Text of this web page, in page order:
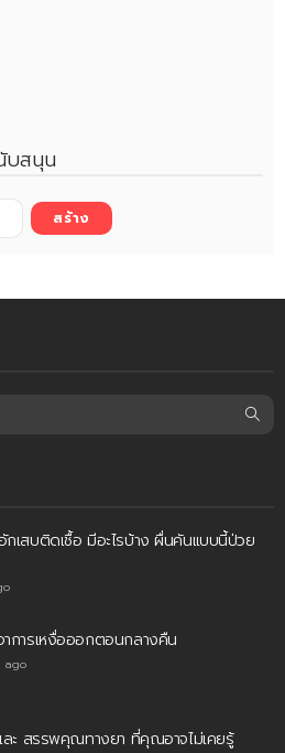
บสนุน
กเสบติดเชื้อ มีอะไรบ้าง ผื่นคันแบบนี้ป่วย
าการเหงื่อออกตอนกลางคืน
ago
ละ สรรพคุณทางยา ที่คุณอาจไม่เคยรู้